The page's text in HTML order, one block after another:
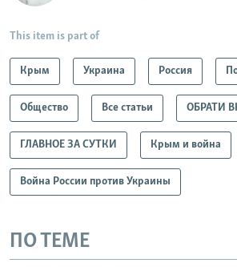
This item is part of
Крым Украина Россия
Общество Все статьи ОБРАТИ
ГЛАВНОЕ ЗА СУТКИ Крым и война
Война России против Украины
ПО ТЕМЕ